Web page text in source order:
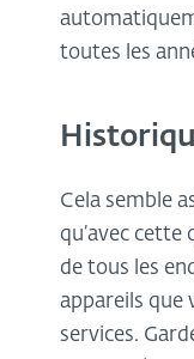
toutes les
Cela semble
qu’avec cette
de tous les
appareils que
services.